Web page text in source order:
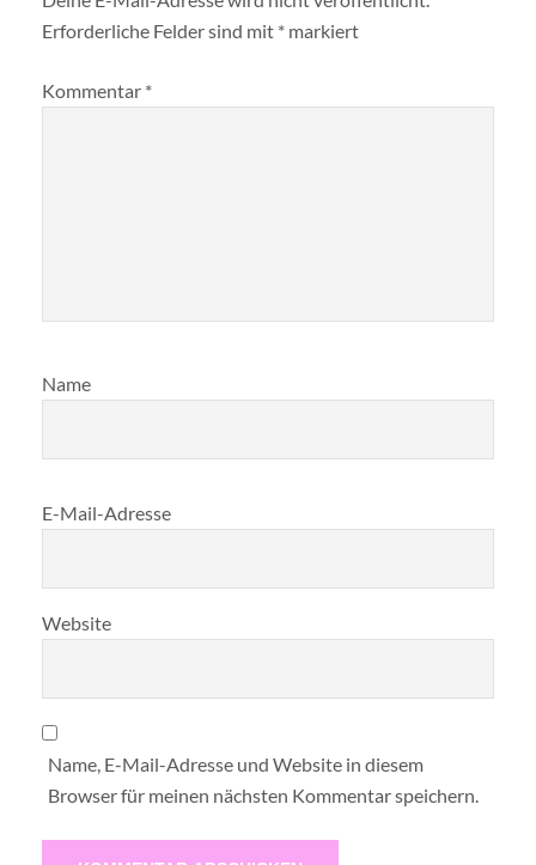
Erforderliche Felder sind mit * markiert
Kommentar *
Name
E-Mail-Adresse
Website
Name, E-Mail-Adresse und Website in diesem
Browser für meinen nächsten Kommentar speichern.